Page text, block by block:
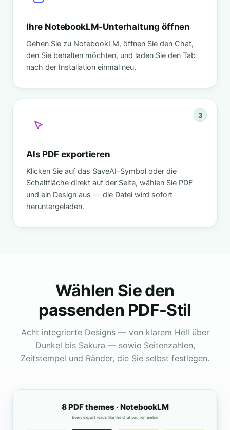
Ihre NotebookLM-Unterhaltung öffnen
Gehen Sie zu NotebookLM, öffnen Sie den Chat,
den Sie behalten möchten, und laden Sie den Tab
nach der Installation einmal neu.
3
Als PDF exportieren
Klicken Sie auf das SaveAI-Symbol oder die
Schaltfläche direkt auf der Seite, wählen Sie PDF
und ein Design aus — die Datei wird sofort
heruntergeladen.
Wählen Sie den
passenden PDF-Stil
Acht integrierte Designs — von klarem Hell über
Dunkel bis Sakura — sowie Seitenzahlen,
Zeitstempel und Ränder, die Sie selbst festlegen.